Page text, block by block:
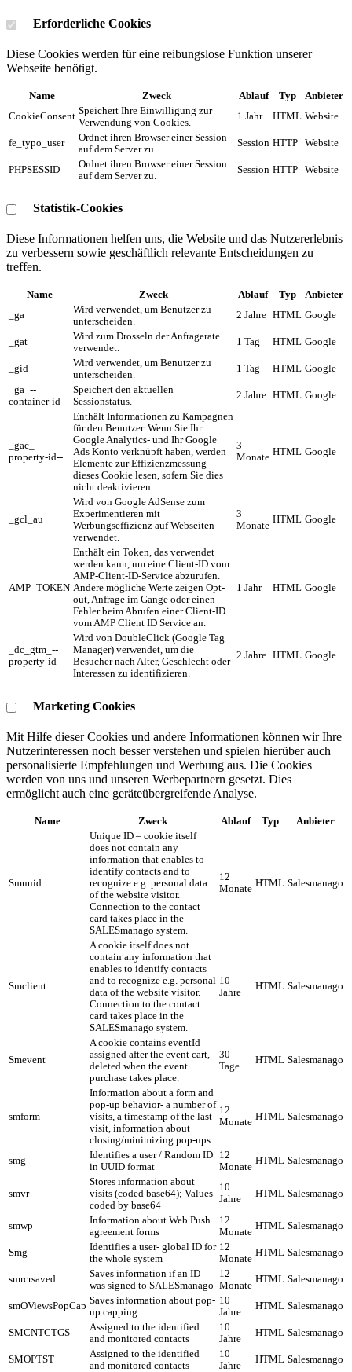
Erforderliche Cookies
Diese Cookies werden für eine reibungslose Funktion unserer
Webseite benötigt.
Name Zweck Ablauf Typ
Anbieter
CookieConsent Speichert Ihre Einwilligung zur
Verwendung von Cookies.
1 Jahr HTML Website
fe_typo_user
Ordnet ihren Browser einer Session
auf dem Server zu.
Session HTTP Website
PHPSESSID
Ordnet ihren Browser einer Session
auf dem Server zu.
Session HTTP Website
Statistik-Cookies
Diese Informationen helfen uns, die Website und das Nutzererlebnis
zu verbessern sowie geschäftlich relevante Entscheidungen zu
treffen.
Name Zweck Ablauf Typ
Anbieter
_ga
Wird verwendet, um Benutzer zu
unterscheiden.
2 Jahre HTML Google
_gat
Wird zum Drosseln der Anfragerate
verwendet.
1 Tag HTML Google
_gid
Wird verwendet, um Benutzer zu
unterscheiden.
1 Tag HTML Google
_ga_--
container-id--
Speichert den aktuellen
Sessionstatus.
2 Jahre HTML Google
_gac_--
property-id--
Enthält Informationen zu Kampagnen
für den Benutzer. Wenn Sie Ihr
Google Analytics- und Ihr Google
Ads Konto verknüpft haben, werden
Elemente zur Effizienzmessung
dieses Cookie lesen, sofern Sie dies
nicht deaktivieren.
3
Monate HTML Google
_gcl_au
Wird von Google AdSense zum
Experimentieren mit
Werbungseffizienz auf Webseiten
verwendet.
3
Monate
HTML Google
AMP_TOKEN
Enthält ein Token, das verwendet
werden kann, um eine Client-ID vom
AMP-Client-ID-Service abzurufen.
Andere mögliche Werte zeigen Opt-
out, Anfrage im Gange oder einen
Fehler beim Abrufen einer Client-ID
vom AMP Client ID Service an.
1 Jahr HTML Google
_dc_gtm_--
property-id--
Wird von DoubleClick (Google Tag
Manager) verwendet, um die
Besucher nach Alter, Geschlecht oder
Interessen zu identifizieren.
2 Jahre HTML Google
Marketing Cookies
Mit Hilfe dieser Cookies und andere Informationen können wir Ihre
Nutzerinteressen noch besser verstehen und spielen hierüber auch
personalisierte Empfehlungen und Werbung aus. ​Die Cookies
werden von uns und unseren Werbepartnern gesetzt. Dies
ermöglicht auch eine geräteübergreifende Analyse.
Name Zweck Ablauf Typ Anbieter
Smuuid
Unique ID – cookie itself
does not contain any
information that enables to
identify contacts and to
recognize e.g. personal data
of the website visitor.
Connection to the contact
card takes place in the
SALESmanago system.
12
Monate HTML Salesmanago
Smclient
A cookie itself does not
contain any information that
enables to identify contacts
and to recognize e.g. personal
data of the website visitor.
Connection to the contact
card takes place in the
SALESmanago system.
10
Jahre
HTML Salesmanago
Smevent
A cookie contains eventId
assigned after the event cart,
deleted when the event
purchase takes place.
30
Tage
HTML Salesmanago
smform
Information about a form and
pop-up behavior- a number of
visits, a timestamp of the last
visit, information about
closing/minimizing pop-ups
12
Monate HTML Salesmanago
smg
Identifies a user / Random ID
in UUID format
12
Monate
HTML Salesmanago
smvr
Stores information about
visits (coded base64); Values
coded by base64
10
Jahre
HTML Salesmanago
smwp
Information about Web Push
agreement forms
12
Monate
HTML Salesmanago
Smg
Identifies a user- global ID for
the whole system
12
Monate
HTML Salesmanago
smrcrsaved
Saves information if an ID
was signed to SALESmanago
12
Monate
HTML Salesmanago
smOViewsPopCap Saves information about pop-
up capping
10
Jahre
HTML Salesmanago
SMCNTCTGS
Assigned to the identified
and monitored contacts
10
Jahre
HTML Salesmanago
SMOPTST
Assigned to the identified
and monitored contacts
10
Jahre
HTML Salesmanago